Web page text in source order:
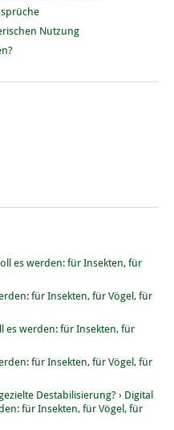
Nutzung
es werden: für Insekten, für
für Insekten, für Vögel, für
es werden: für Insekten, für
für Insekten, für Vögel, für
Destabilisierung? › Digital
für Insekten, für Vögel, für